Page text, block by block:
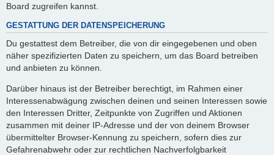
Board zugreifen kannst.
GESTATTUNG DER DATENSPEICHERUNG
Du gestattest dem Betreiber, die von dir eingegebenen und oben
näher spezifizierten Daten zu speichern, um das Board betreiben
und anbieten zu können.
Darüber hinaus ist der Betreiber berechtigt, im Rahmen einer
Interessenabwägung zwischen deinen und seinen Interessen sowie
den Interessen Dritter, Zeitpunkte von Zugriffen und Aktionen
zusammen mit deiner IP-Adresse und der von deinem Browser
übermittelter Browser-Kennung zu speichern, sofern dies zur
Gefahrenabwehr oder zur rechtlichen Nachverfolgbarkeit